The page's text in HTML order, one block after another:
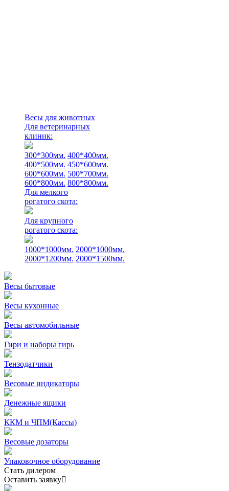
Весы для животных
Для ветеринарных
клиник:
300*300мм. 400*400мм.
400*500мм. 450*600мм.
600*600мм. 500*700мм.
600*800мм. 800*800мм.
Для мелкого
рогатого скота:
Для крупного
рогатого скота:
1000*1000мм. 2000*1000мм.
2000*1200мм. 2000*1500мм.
Весы бытовые
Весы кухонные
Весы автомобильные
Гири и наборы гирь
Тензодатчики
Весовые индикаторы
Денежные ящики
ККМ и ЧПМ(Кассы)
Весовые дозаторы
Упаковочное оборудование
Стать дилером
Оставить заявку